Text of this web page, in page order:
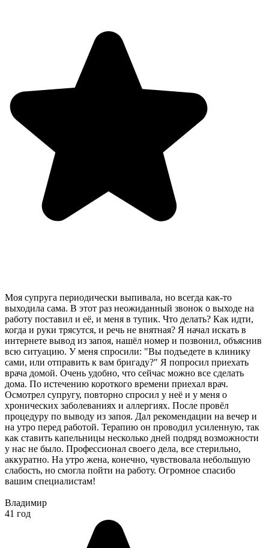
Моя супруга периодически выпивала, но всегда как-то
выходила сама. В этот раз неожиданный звонок о выходе на
работу поставил и её, и меня в тупик. Что делать? Как идти,
когда и руки трясутся, и речь не внятная? Я начал искать в
интернете вывод из запоя, нашёл номер и позвонил, объяснив
всю ситуацию. У меня спросили: "Вы подъедете в клинику
сами, или отправить к вам бригаду?" Я попросил приехать
врача домой. Очень удобно, что сейчас можно все сделать
дома. По истечению короткого времени приехал врач.
Осмотрел супругу, повторно спросил у неё и у меня о
хронических заболеваниях и аллергиях. После провёл
процедуру по выводу из запоя. Дал рекомендации на вечер и
на утро перед работой. Терапию он проводил усиленную, так
как ставить капельницы несколько дней подряд возможности
у нас не было. Профессионал своего дела, все стерильно,
аккуратно. На утро жена, конечно, чувствовала небольшую
слабость, но смогла пойти на работу. Огромное спасибо
вашим специалистам!
Владимир
41 год